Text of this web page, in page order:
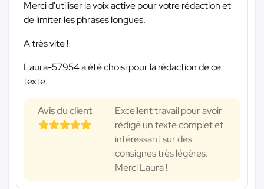
Merci d'utiliser la voix active pour votre rédaction et
de limiter les phrases longues.
A très vite !
Laura-57954 a été choisi pour la rédaction de ce
texte.
Avis du client
Excellent travail pour avoir
rédigé un texte complet et
intéressant sur des
consignes très légères.
Merci Laura !